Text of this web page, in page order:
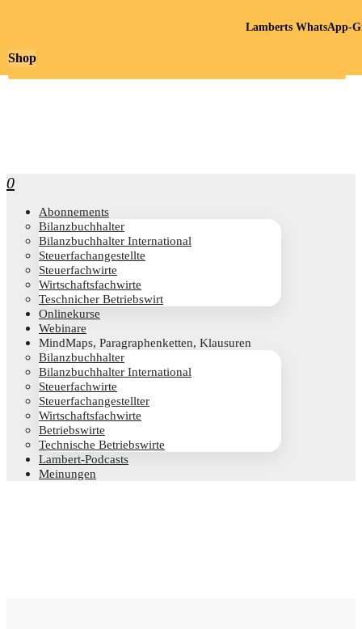
0
Abon­ne­ments
Bilanz­buch­hal­ter
Bilanz­buch­hal­ter International
Steu­er­fach­an­ge­stell­te
Steu­er­fach­wir­te
Wirt­schafts­fach­wir­te
Teschni­cher Betriebswirt
Online­kur­se
Web­i­na­re
Mind­Maps, Para­gra­phen­ket­ten, Klausuren
Bilanz­buch­hal­ter
Bilanz­buch­hal­ter International
Steu­er­fach­wir­te
Steu­er­fach­an­ge­stell­ter
Wirt­schafts­fach­wir­te
Betriebs­wir­te
Tech­ni­sche Betriebswirte
Lam­­bert-Pod­­casts
Mei­nun­gen
Shop
Lamberts WhatsApp-